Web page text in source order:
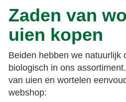
Zaden van
uien kopen
Beiden hebben we natuurlijk
biologisch in ons
van uien en wortelen
webshop: